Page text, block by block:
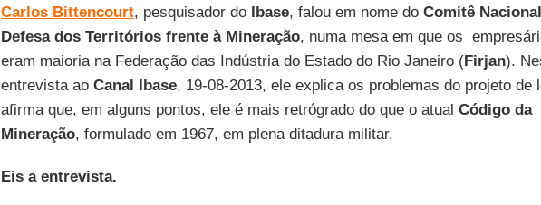
Carlos Bittencourt, pesquisador do Ibase, falou em nome do Comitê
Defesa dos Territórios frente à Mineração, numa mesa em que os
eram maioria na Federação das Indústria do Estado do Rio Janeiro (Firjan).
entrevista ao Canal Ibase, 19-08-2013, ele explica os problemas do projeto de
afirma que, em alguns pontos, ele é mais retrógrado do que o atual Código da
Mineração, formulado em 1967, em plena ditadura militar.
Eis a entrevista.